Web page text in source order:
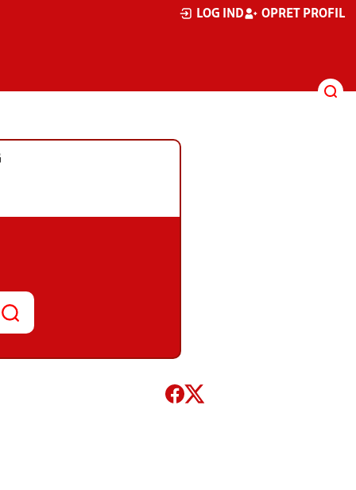
LOG IND OPRET PROFIL